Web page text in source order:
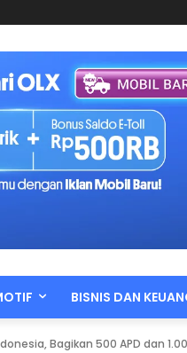
BISNIS DAN
Bagikan 500 APD dan